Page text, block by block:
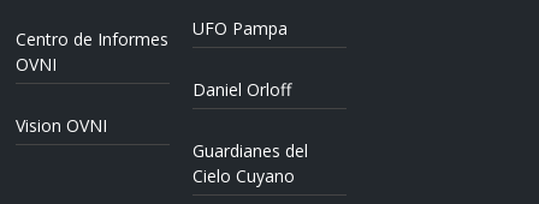
Centro de Informes
OVNI
Vision OVNI
UFO Pampa
Daniel Orloff
Guardianes del
Cielo Cuyano